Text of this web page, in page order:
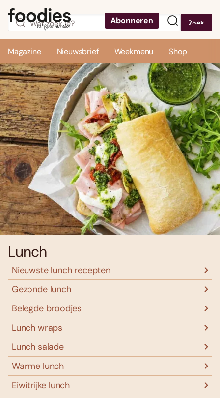
Abonneren Zoek
Magazine Nieuwsbrief Weekmenu Shop
Lunch
Nieuwste lunch recepten
Gezonde lunch
Belegde broodjes
Lunch wraps
Lunch salade
Warme lunch
Eiwitrijke lunch